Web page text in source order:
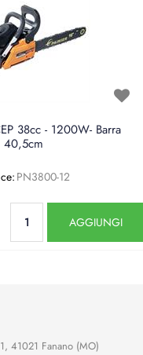
38cc - 1200W- Barra
40,5cm
PN3800-12
AGGIUNGI
41021 Fanano (MO)